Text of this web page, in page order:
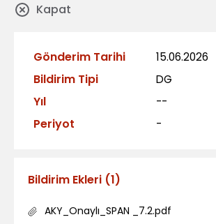
Kapat
Gönderim Tarihi 15.06.2026
Bildirim Tipi DG
Yıl --
Periyot -
Bildirim Ekleri (1)
AKY_Onaylı_SPAN _7.2.pdf